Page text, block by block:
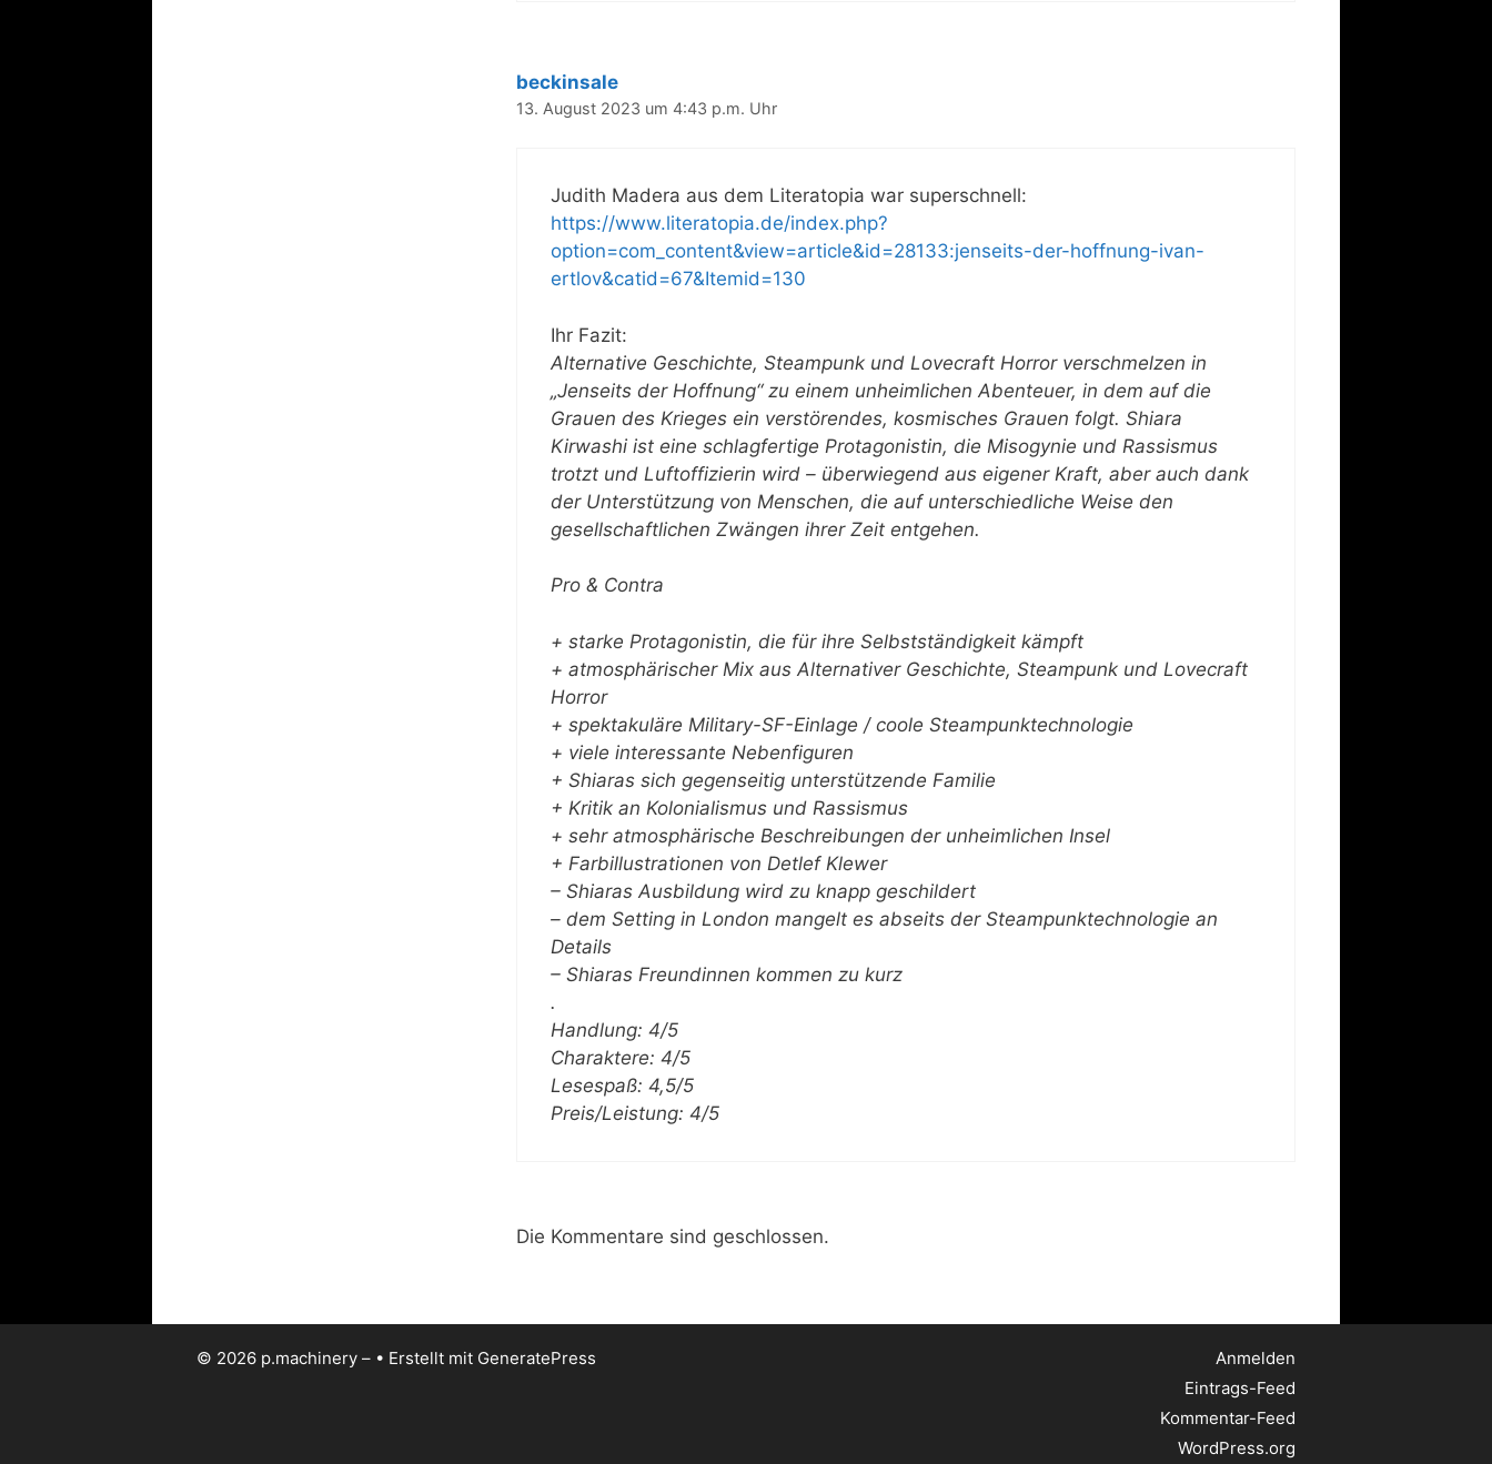
beckinsale
13. August 2023 um 4:43 p.m. Uhr
Judith Madera aus dem Literatopia war superschnell:
https://www.literatopia.de/index.php?
option=com_content&view=article&id=28133:jenseits-der-hoffnung-ivan-
ertlov&catid=67&Itemid=130
Ihr Fazit:
Alternative Geschichte, Steampunk und Lovecraft Horror verschmelzen in
„Jenseits der Hoffnung“ zu einem unheimlichen Abenteuer, in dem auf die
Grauen des Krieges ein verstörendes, kosmisches Grauen folgt. Shiara
Kirwashi ist eine schlagfertige Protagonistin, die Misogynie und Rassismus
trotzt und Luftoffizierin wird – überwiegend aus eigener Kraft, aber auch dank
der Unterstützung von Menschen, die auf unterschiedliche Weise den
gesellschaftlichen Zwängen ihrer Zeit entgehen.
Pro & Contra
+ starke Protagonistin, die für ihre Selbstständigkeit kämpft
+ atmosphärischer Mix aus Alternativer Geschichte, Steampunk und Lovecraft
Horror
+ spektakuläre Military-SF-Einlage / coole Steampunktechnologie
+ viele interessante Nebenfiguren
+ Shiaras sich gegenseitig unterstützende Familie
+ Kritik an Kolonialismus und Rassismus
+ sehr atmosphärische Beschreibungen der unheimlichen Insel
+ Farbillustrationen von Detlef Klewer
– Shiaras Ausbildung wird zu knapp geschildert
– dem Setting in London mangelt es abseits der Steampunktechnologie an
Details
– Shiaras Freundinnen kommen zu kurz
.
Handlung: 4/5
Charaktere: 4/5
Lesespaß: 4,5/5
Preis/Leistung: 4/5
Die Kommentare sind geschlossen.
Anmelden
Eintrags-Feed
Kommentar-Feed
WordPress.org
© 2026 p.machinery – • Erstellt mit GeneratePress